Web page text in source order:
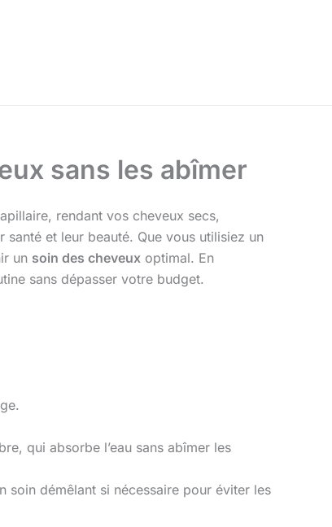
sans les abîmer
rendant vos cheveux secs,
et leur beauté. Que vous utilisiez un
un soin des cheveux optimal. En
sans dépasser votre budget.
qui absorbe l’eau sans abîmer les
démêlant si nécessaire pour éviter les